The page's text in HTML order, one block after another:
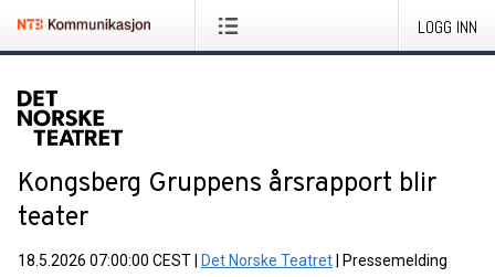
LOGG INN
Kongsberg Gruppens årsrapport blir
teater
18.5.2026 07:00:00 CEST Det Norske Teatret Pressemelding